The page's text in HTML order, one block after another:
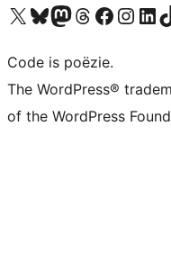
Bezoek ons X (voorheen Twitter) account
Bezoek ons Bluesky account
Bezoek ons Mastodon account
Bezoek ons Threads account
Onze Facebook pagina
Bezoek onsBezoek
Code is poëzie.
The WordPress®
of the WordPress